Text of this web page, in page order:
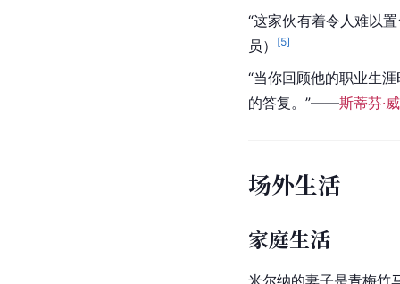
“这家伙有着令人难以
员）
[5]
“当你回顾他的职业生
的答复。”——斯蒂芬·
场外生活
家庭生活
米尔纳的妻子是青梅竹